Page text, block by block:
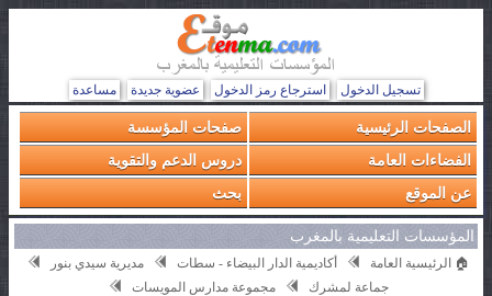
تسجيل الدخول استرجاع رمز الدخول عضوية جديدة مساعدة
الصفحات الرئيسية
صفحات المؤسسة
الفضاءات العامة
دروس الدعم والتقوية
عن الموقع
بحث
المؤسسات التعليمية بالمغرب
🏠 الرئيسية العامة أكاديمية الدار البيضاء - سطات
مديرية سيدي بنور
جماعة لمشرك
مجموعة مدارس المويسات